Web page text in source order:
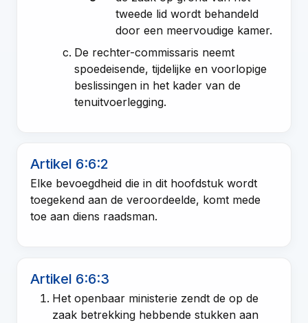
tweede lid wordt behandeld
door een meervoudige kamer.
De rechter-commissaris neemt
spoedeisende, tijdelijke en voorlopige
beslissingen in het kader van de
tenuitvoerlegging.
Artikel 6:6:2
Elke bevoegdheid die in dit hoofdstuk wordt
toegekend aan de veroordeelde, komt mede
toe aan diens raadsman.
Artikel 6:6:3
Het openbaar ministerie zendt de op de
zaak betrekking hebbende stukken aan